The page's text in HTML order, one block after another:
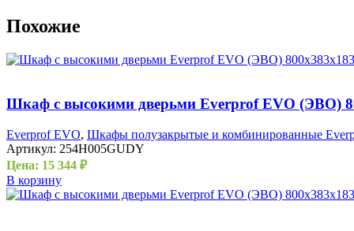
Похожие
Шкаф с высокими дверьми Everprof EVO (ЭВО)
Everprof EVO, Шкафы полузакрытые и комбинированные
Артикул: 254H005GUDY
Цена: 15 344 ₽
В корзину